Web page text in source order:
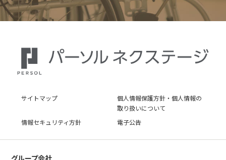
サイトマップ
個人情報保護方針・個人情報の
取り扱いについて
情報セキュリティ方針
電子公告
グループ会社